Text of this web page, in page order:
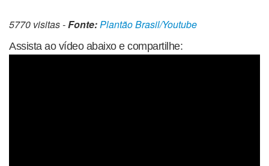
5770 visitas -Fonte: Plantão Brasil/Youtube
Assista ao vídeo abaixo e compartilhe: